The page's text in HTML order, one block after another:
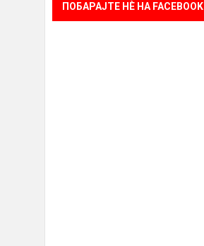
ПОБАРАЈТЕ НÈ НА FACEBOOK